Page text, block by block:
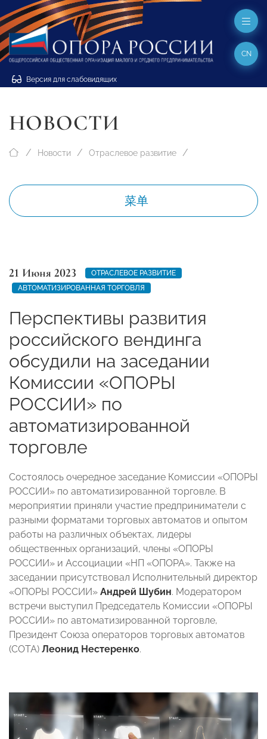
Версия для слабовидящих
CN
НОВОСТИ
Новости Отраслевое развитие
菜单
21 Июня 2023
ОТРАСЛЕВОЕ РАЗВИТИЕ
АВТОМАТИЗИРОВАННАЯ ТОРГОВЛЯ
Перспективы развития
российского вендинга
обсудили на заседании
Комиссии «ОПОРЫ
РОССИИ» по
автоматизированной
торговле
Состоялось очередное заседание Комиссии «ОПОРЫ
РОССИИ» по автоматизированной торговле. В
мероприятии приняли участие предприниматели с
разными форматами торговых автоматов и опытом
работы на различных объектах, лидеры
общественных организаций, члены «ОПОРЫ
РОССИИ» и Ассоциации «НП «ОПОРА». Также на
заседании присутствовал Исполнительный директор
«ОПОРЫ РОССИИ» Андрей Шубин. Модератором
встречи выступил Председатель Комиссии «ОПОРЫ
РОССИИ» по автоматизированной торговле,
Президент Союза операторов торговых автоматов
(СОТА) Леонид Нестеренко.